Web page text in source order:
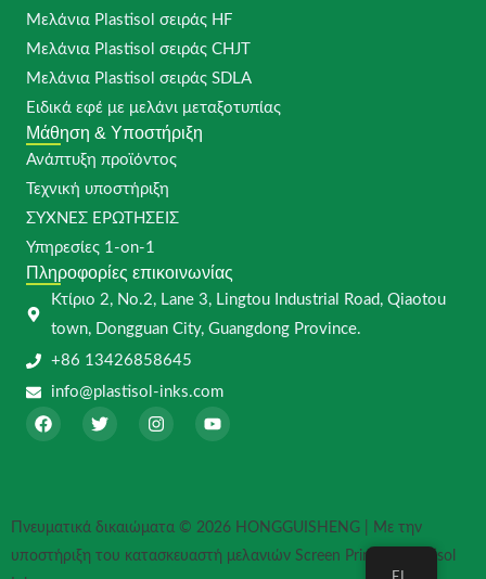
Μελάνια Plastisol σειράς HF
Μελάνια Plastisol σειράς CHJT
Μελάνια Plastisol σειράς SDLA
Ειδικά εφέ με μελάνι μεταξοτυπίας
Μάθηση & Υποστήριξη
Ανάπτυξη προϊόντος
Τεχνική υποστήριξη
ΣΥΧΝΈΣ ΕΡΩΤΉΣΕΙΣ
Υπηρεσίες 1-on-1
Πληροφορίες επικοινωνίας
Κτίριο 2, No.2, Lane 3, Lingtou Industrial Road, Qiaotou
town, Dongguan City, Guangdong Province.
+86 13426858645
info@plastisol-inks.com
F
a
k
T
w
r
I
n
a
m
Y
o
e
Πνευματικά δικαιώματα © 2026 HONGGUISHENG | Με την
υποστήριξη του κατασκευαστή μελανιών Screen Printing Plastisol